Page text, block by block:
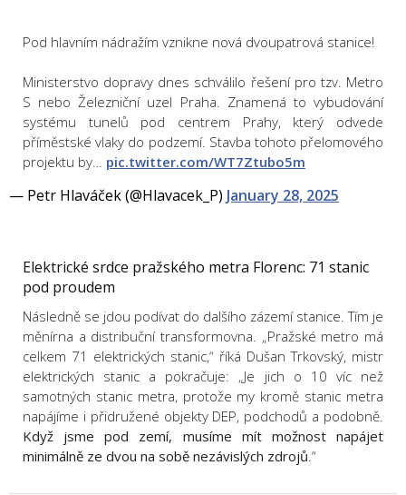
Pod hlavním nádražím vznikne nová dvoupatrová stanice!
Ministerstvo dopravy dnes schválilo řešení pro tzv. Metro
S nebo Železniční uzel Praha. Znamená to vybudování
systému tunelů pod centrem Prahy, který odvede
příměstské vlaky do podzemí. Stavba tohoto přelomového
projektu by… pic.twitter.com/WT7Ztubo5m
— Petr Hlaváček (@Hlavacek_P) January 28, 2025
Elektrické srdce pražského metra Florenc: 71 stanic
pod proudem
Následně se jdou podívat do dalšího zázemí stanice. Tím je
měnírna a distribuční transformovna. „Pražské metro má
celkem 71 elektrických stanic,“ říká Dušan Trkovský, mistr
elektrických stanic a pokračuje: „Je jich o 10 víc než
samotných stanic metra, protože my kromě stanic metra
napájíme i přidružené objekty DEP, podchodů a podobně.
Když jsme pod zemí, musíme mít možnost napájet
minimálně ze dvou na sobě nezávislých zdrojů.“